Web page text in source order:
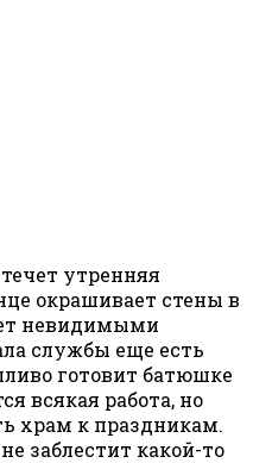
утренняя
окрашивает стены в
невидимыми
службы еще есть
готовит батюшке
всякая работа, но
храм к праздникам.
заблестит какой-то